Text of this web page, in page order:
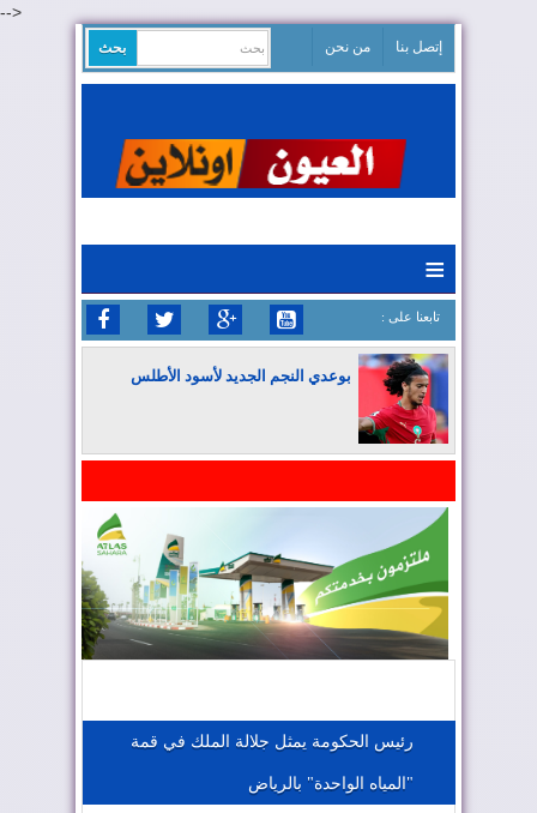
-->
إتصل بنا من نحن
≡
: تابعنا على
بوعدي النجم الجديد لأسود الأطلس
المغرب يعزز موقعه في صناعة الطيران
الجزائر تستسلم لفرنسا
رئيس الحكومة يمثل جلالة الملك في قمة
"المياه الواحدة" بالرياض